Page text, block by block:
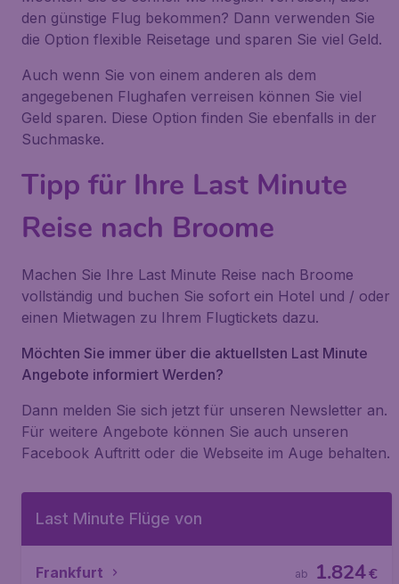
den günstige Flug bekommen? Dann verwenden Sie
die Option flexible Reisetage und sparen Sie viel Geld.
Auch wenn Sie von einem anderen als dem
angegebenen Flughafen verreisen können Sie viel
Geld sparen. Diese Option finden Sie ebenfalls in der
Suchmaske.
Tipp für Ihre Last Minute
Reise nach Broome
Machen Sie Ihre Last Minute Reise nach Broome
vollständig und buchen Sie sofort ein Hotel und / oder
einen Mietwagen zu Ihrem Flugtickets dazu.
Möchten Sie immer über die aktuellsten Last Minute
Angebote informiert Werden?
Dann melden Sie sich jetzt für unseren Newsletter an.
Für weitere Angebote können Sie auch unseren
Facebook Auftritt oder die Webseite im Auge behalten.
Last Minute Flüge von
Frankfurt €
1.824
ab